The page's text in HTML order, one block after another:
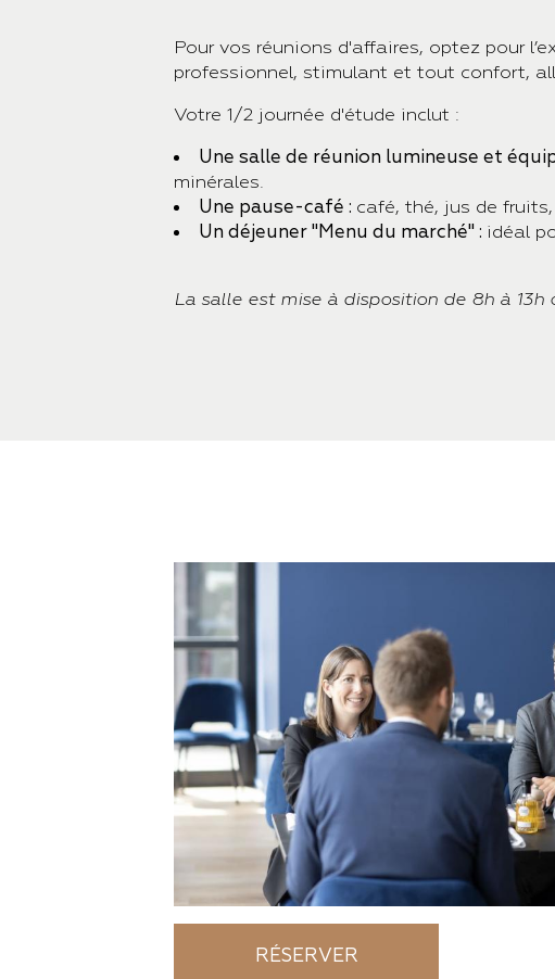
Pour vos réunions d'affaires, optez pour
professionnel, stimulant et tout confort,
Votre 1/2 journée d'étude inclut :
Une salle de réunion lumineuse et
minérales.
Une pause-café : café, thé, jus de
Un déjeuner "Menu du marché" : idéal
La salle est mise à disposition de 8h à 13h
RÉSERVER